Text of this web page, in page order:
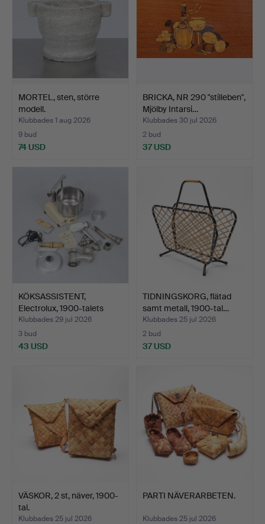
MORTEL, sten, större
modell.
Klubbades 1 aug 2026
9 bud
74 USD
BRICKA, NR 290 "stilleben",
Mjölby Intarsi…
Klubbades 30 jul 2026
2 bud
37 USD
KÖKSASSISTENT,
Electrolux, 1900-talets
mit…
Klubbades 29 jul 2026
3 bud
43 USD
TIDNINGSKORG, flätad
samt metall, 1900-tal…
Klubbades 25 jul 2026
2 bud
37 USD
VÄSKOR, 2 st, näver, 1900-
tal.
Klubbades 25 jul 2026
PARTI NÄVERARBETEN.
Klubbades 25 jul 2026